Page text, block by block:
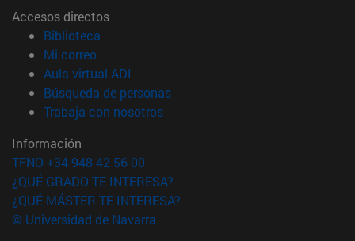
Accesos directos
Biblioteca
Mi correo(abre en nueva ventana)
Aula virtual ADI
Búsqueda de personas(abre en nueva ventana)
Trabaja con nosotros(abre en nueva ventana)
Información
TFNO +34 948 42 56 00
¿QUÉ GRADO TE INTERESA?
¿QUÉ MÁSTER TE INTERESA?
© Universidad de Navarra